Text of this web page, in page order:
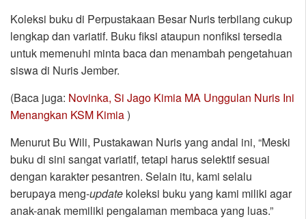
Koleksi buku di Perpustakaan Besar Nuris terbilang cukup
lengkap dan variatif. Buku fiksi ataupun nonfiksi tersedia
untuk memenuhi minta baca dan menambah pengetahuan
siswa di Nuris Jember.
(Baca juga: Novinka, Si Jago Kimia MA Unggulan Nuris Ini
Menangkan KSM Kimia)
Menurut Bu Wili, Pustakawan Nuris yang andal ini, “Meski
buku di sini sangat variatif, tetapi harus selektif sesuai
dengan karakter pesantren. Selain itu, kami selalu
berupaya meng-update koleksi buku yang kami miliki agar
anak-anak memiliki pengalaman membaca yang luas.”